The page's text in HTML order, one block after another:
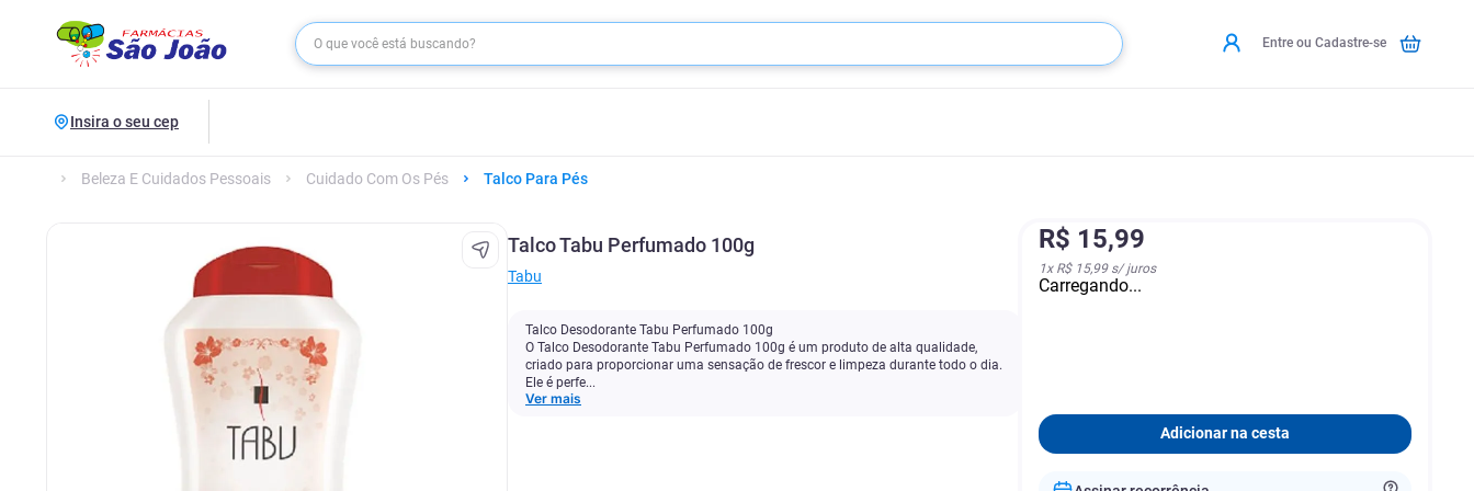
Entre ou Cadastre-se
Insira o seu cep
Beleza E Cuidados Pessoais Cuidado Com Os Pés Talco Para Pés
Talco Tabu Perfumado 100g
Tabu
Talco Desodorante Tabu Perfumado 100g
O Talco Desodorante Tabu Perfumado 100g é um produto de alta qualidade,
criado para proporcionar uma sensação de frescor e limpeza durante todo o dia.
Ele é perfe...
Ver mais
R$ 15,99
1x R$ 15,99s/ juros
Carregando...
Adicionar na cesta